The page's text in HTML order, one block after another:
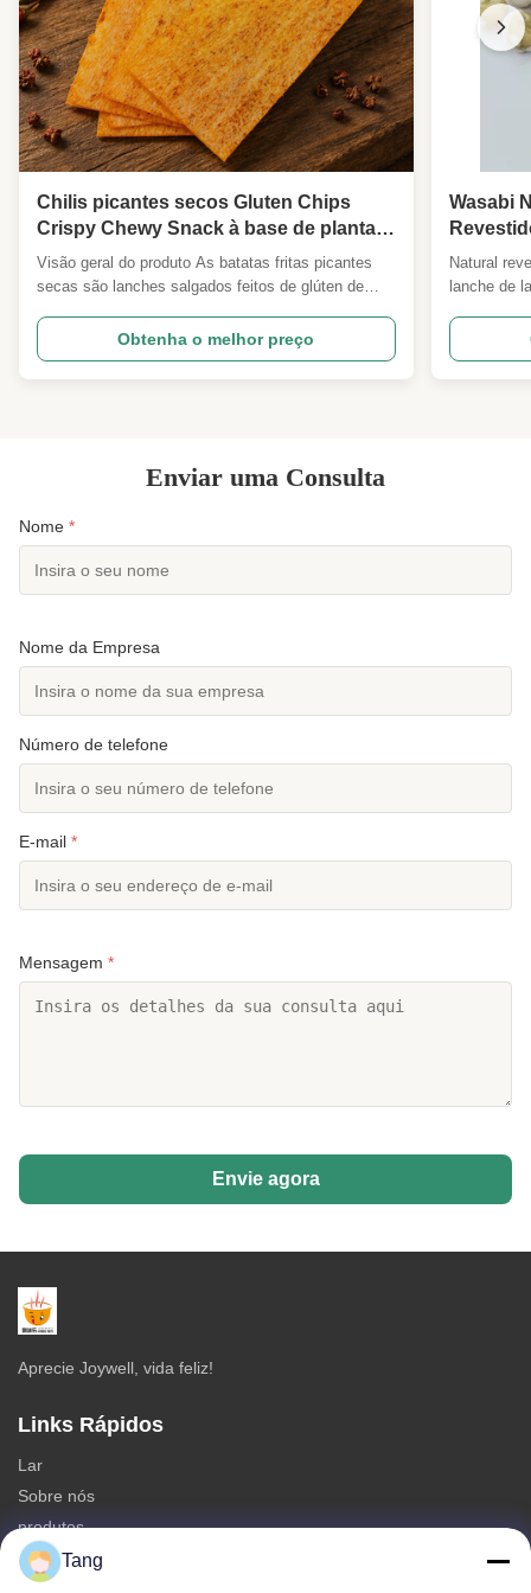
Chilis picantes secos Gluten Chips
Crispy Chewy Snack à base de plantas
para o escritório Drama assistindo
mercearia Lojas de alimentos
Visão geral do produto As batatas fritas picantes
secas são lanches salgados feitos de glúten de
chili.Aromas de pimenta-do-reino com tempero
temperado e temperadoÉ totalmente à base de
plantas sem ingredientes animais, satisfaz as
Obtenha o melhor preço
Wasabi
Natural
lanche de
Visão
Naturais
com
Enviar uma Consulta
Nome *
Nome da Empresa
Número de telefone
E-mail *
Mensagem *
Envie agora
Aprecie Joywell, vida feliz!
Links Rápidos
Lar
Sobre nós
produtos
Contate-nos
Tang